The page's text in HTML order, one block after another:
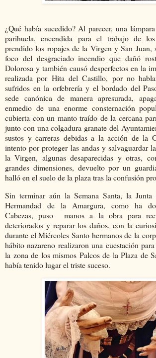
¿Qué había sucedido? Al parecer, una
parihuela, encendida para el trabajo de
prendido los ropajes de la Virgen y San Juan,
foco del desgraciado incendio que dañó
Dolorosa y también causó desperfectos en la
realizada por Hita del Castillo, por no
sufridos en la orfebrería y el bordado del
sede canónica de manera apresurada,
enmedio de una enorme consternación
cubierta con un manto traído de la cercana
junto con una colgadura granate del
sustos y carreras debidas a la acción de la
intento por proteger las andas y salvaguardar
la Virgen, algunas desaparecidas y otras,
grandes dimensiones, devuelto por un
halló en el suelo de la plaza tras la confusión
Sin terminar aún la Semana Santa, la
Hermandad de la Amargura, como ha
Cabezas, puso manos a la obra para
deteriorados y reparar los daños, con la
durante el Miércoles Santo hermanos de la
hábito nazareno realizaron una cuestación
la zona de los mismos Palcos de la Plaza de
había tenido lugar el triste suceso.